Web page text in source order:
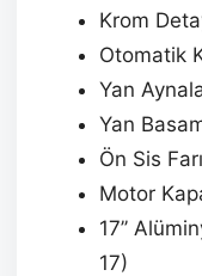
Krom
Otomatik
Yan
Yan
Ön Sis Farı
Motor
17’’
17)